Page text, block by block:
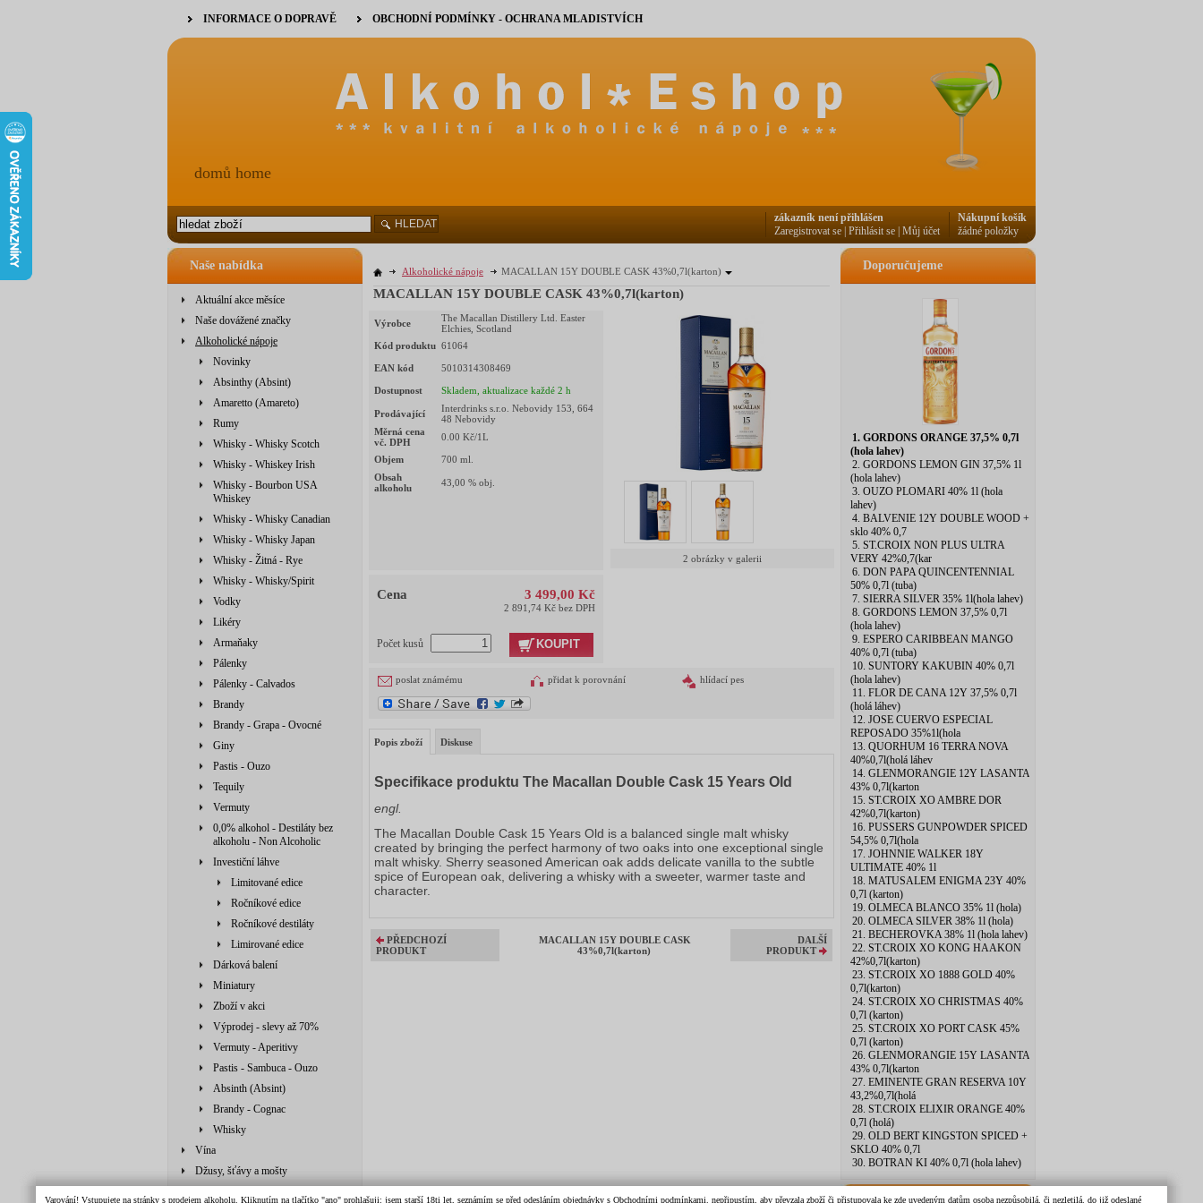
Naše nabídka
Aktuální akce měsíce
Naše dovážené značky
Alkoholické nápoje
Novinky
Absinthy (Absint)
Amaretto (Amareto)
Rumy
Whisky - Whisky Scotch
Whisky - Whiskey Irish
Whisky - Bourbon USA
Whiskey
Whisky - Whisky Canadian
Whisky - Whisky Japan
Whisky - Žitná - Rye
Whisky - Whisky/Spirit
Vodky
Likéry
Armaňaky
Pálenky
Pálenky - Calvados
Brandy
Brandy - Grapa - Ovocné
Giny
Pastis - Ouzo
Tequily
Vermuty
0,0% alkohol - Destiláty bez
alkoholu - Non Alcoholic
Investiční láhve
Limitované edice
Ročníkové edice
Ročníkové destiláty
Limirované edice
Dárková balení
Miniatury
Zboží v akci
Výprodej - slevy až 70%
Vermuty - Aperitivy
Pastis - Sambuca - Ouzo
Absinth (Absint)
Brandy - Cognac
Whisky
Vína
Džusy, šťávy a mošty
Alkoholické nápoje MACALLAN 15Y DOUBLE CASK 43%0,7l(karton)
MACALLAN 15Y DOUBLE CASK 43%0,7l(karton)
Výrobce
The Macallan Distillery Ltd. Easter
Elchies, Scotland
Kód produktu 61064
EAN kód 5010314308469
Dostupnost Skladem, aktualizace každé 2 h
Prodávající
Interdrinks s.r.o. Nebovidy 153, 664
48 Nebovidy
Měrná cena
vč. DPH
0.00 Kč/1L
Objem 700 ml.
Obsah
alkoholu
43,00 % obj.
2 obrázky v galerii
Cena 3 499,00 Kč
2 891,74 Kč bez DPH
Počet kusů KOUPIT
poslat známému přidat k porovnání hlídací pes
Popis zboží Diskuse
Specifikace produktu The Macallan Double Cask 15 Years Old
engl.
The Macallan Double Cask 15 Years Old is a balanced single malt whisky
created by bringing the perfect harmony of two oaks into one exceptional single
malt whisky. Sherry seasoned American oak adds delicate vanilla to the subtle
spice of European oak, delivering a whisky with a sweeter, warmer taste and
character.
PŘEDCHOZÍ
PRODUKT
MACALLAN 15Y DOUBLE CASK
43%0,7l(karton)
DALŠÍ
PRODUKT
Doporučujeme
1. GORDONS ORANGE 37,5% 0,7l
(hola lahev)
2. GORDONS LEMON GIN 37,5% 1l
(hola lahev)
3. OUZO PLOMARI 40% 1l (hola
lahev)
4. BALVENIE 12Y DOUBLE WOOD +
sklo 40% 0,7
5. ST.CROIX NON PLUS ULTRA
VERY 42%0,7(kar
6. DON PAPA QUINCENTENNIAL
50% 0,7l (tuba)
7. SIERRA SILVER 35% 1l(hola lahev)
8. GORDONS LEMON 37,5% 0,7l
(hola lahev)
9. ESPERO CARIBBEAN MANGO
40% 0,7l (tuba)
10. SUNTORY KAKUBIN 40% 0,7l
(hola lahev)
11. FLOR DE CANA 12Y 37,5% 0,7l
(holá láhev)
12. JOSE CUERVO ESPECIAL
REPOSADO 35%1l(hola
13. QUORHUM 16 TERRA NOVA
40%0,7l(holá láhev
14. GLENMORANGIE 12Y LASANTA
43% 0,7l(karton
15. ST.CROIX XO AMBRE DOR
42%0,7l(karton)
16. PUSSERS GUNPOWDER SPICED
54,5% 0,7l(hola
17. JOHNNIE WALKER 18Y
ULTIMATE 40% 1l
18. MATUSALEM ENIGMA 23Y 40%
0,7l (karton)
19. OLMECA BLANCO 35% 1l (hola)
20. OLMECA SILVER 38% 1l (hola)
21. BECHEROVKA 38% 1l (hola lahev)
22. ST.CROIX XO KONG HAAKON
42%0,7l(karton)
23. ST.CROIX XO 1888 GOLD 40%
0,7l(karton)
24. ST.CROIX XO CHRISTMAS 40%
0,7l (karton)
25. ST.CROIX XO PORT CASK 45%
0,7l (karton)
26. GLENMORANGIE 15Y LASANTA
43% 0,7l(karton
27. EMINENTE GRAN RESERVA 10Y
43,2%0,7l(holá
28. ST.CROIX ELIXIR ORANGE 40%
0,7l (holá)
29. OLD BERT KINGSTON SPICED +
SKLO 40% 0,7l
30. BOTRAN KI 40% 0,7l (hola lahev)
INFORMACE O DOPRAVĚ OBCHODNÍ PODMÍNKY - OCHRANA MLADISTVÍCH
domů home
HLEDAT
Nákupní košík
žádné položky
zákazník není přihlášen
Zaregistrovat se Přihlásit se Můj účet
Varování! Vstupujete na stránky s prodejem alkoholu. Kliknutím na tlačítko "ano" prohlašuji: jsem starší 18ti let, seznámím se před odesláním objednávky s Obchodními podmínkami. nepřipustím, aby převzala zboží či přistupovala ke zde uvedeným datům osoba nezpůsobilá, či nezletilá. do již odeslané